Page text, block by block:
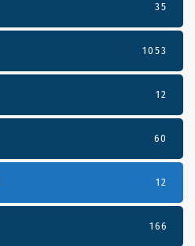
35
1053
12
60
12
166